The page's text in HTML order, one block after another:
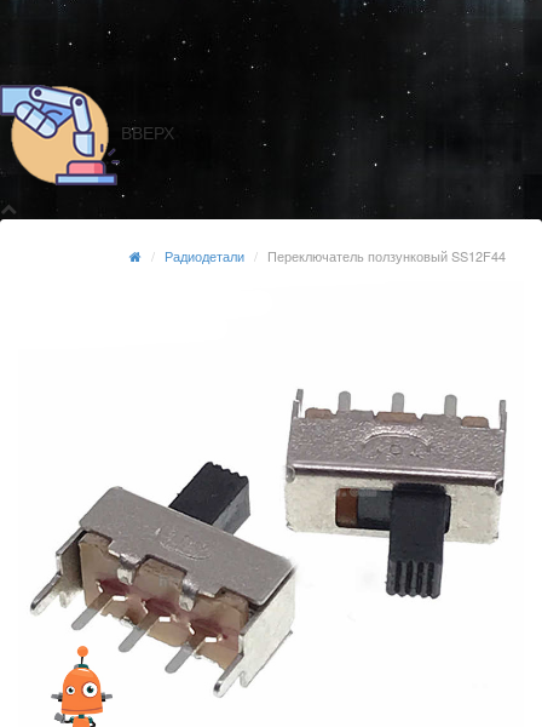
ВВЕРХ
Радиодетали Переключатель ползунковый SS12F44